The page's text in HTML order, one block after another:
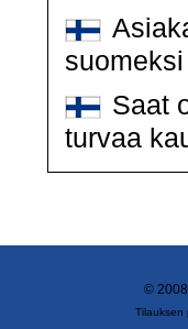
suomeksi
Saat
turvaa
©
Tilauksen